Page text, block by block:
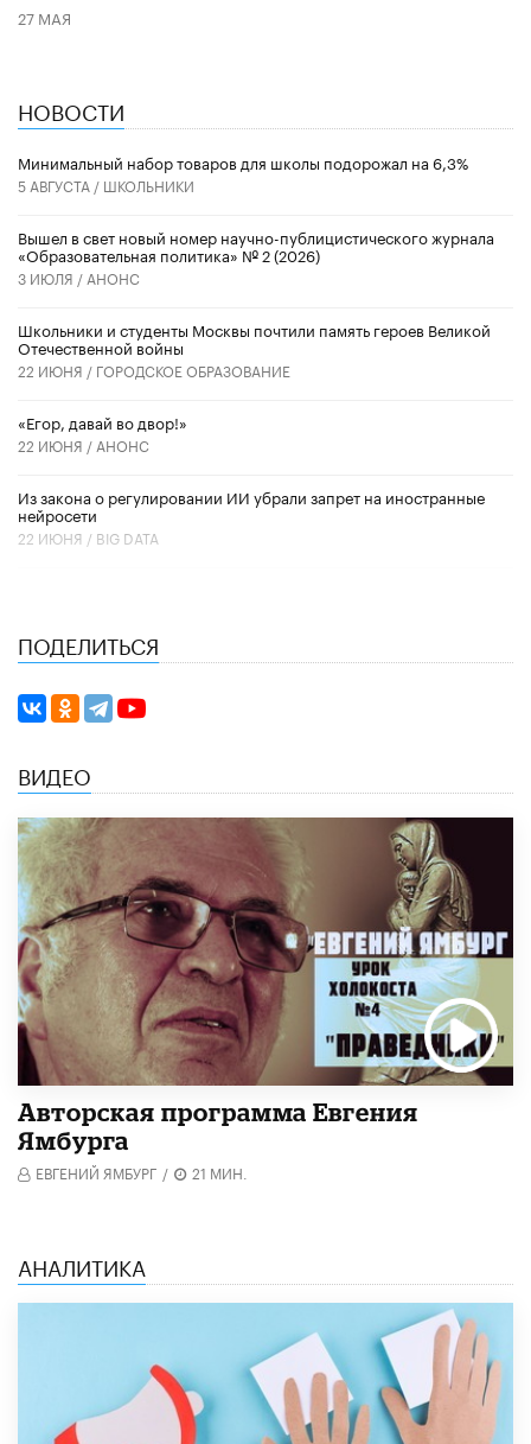
27 МАЯ
НОВОСТИ
Минимальный набор товаров для школы подорожал на 6,3%
5 АВГУСТА / ШКОЛЬНИКИ
Вышел в свет новый номер научно-публицистического журнала
«Образовательная политика» № 2 (2026)
3 ИЮЛЯ / АНОНС
Школьники и студенты Москвы почтили память героев Великой
Отечественной войны
22 ИЮНЯ / ГОРОДСКОЕ ОБРАЗОВАНИЕ
«Егор, давай во двор!»
22 ИЮНЯ / АНОНС
Из закона о регулировании ИИ убрали запрет на иностранные
нейросети
22 ИЮНЯ / BIG DATA
ПОДЕЛИТЬСЯ
ВИДЕО
Авторская программа Евгения
Ямбурга
ЕВГЕНИЙ ЯМБУРГ / 21 МИН.
АНАЛИТИКА